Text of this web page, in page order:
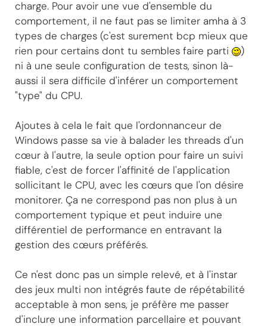
charge. Pour avoir une vue d'ensemble du
comportement, il ne faut pas se limiter amha à 3
types de charges (c'est surement bcp mieux que
rien pour certains dont tu sembles faire parti
)
ni à une seule configuration de tests, sinon là-
aussi il sera difficile d'inférer un comportement
"type" du CPU.
Ajoutes à cela le fait que l'ordonnanceur de
Windows passe sa vie à balader les threads d'un
cœur à l'autre, la seule option pour faire un suivi
fiable, c'est de forcer l'affinité de l'application
sollicitant le CPU, avec les cœurs que l'on désire
monitorer. Ça ne correspond pas non plus à un
comportement typique et peut induire une
différentiel de performance en entravant la
gestion des cœurs préférés.
Ce n'est donc pas un simple relevé, et à l'instar
des jeux multi non intégrés faute de répétabilité
acceptable à mon sens, je préfère me passer
d'inclure une information parcellaire et pouvant